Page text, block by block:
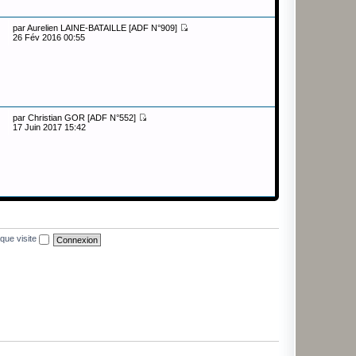
parAurelien LAINE-BATAILLE [ADF N°909]
26 Fév 2016 00:55
parChristian GOR [ADF N°552]
17 Juin 2017 15:42
visite